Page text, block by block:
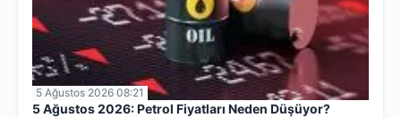
5 Ağustos 2026 08:21
5 Ağustos 2026: Petrol Fiyatları Neden Düşüyor?